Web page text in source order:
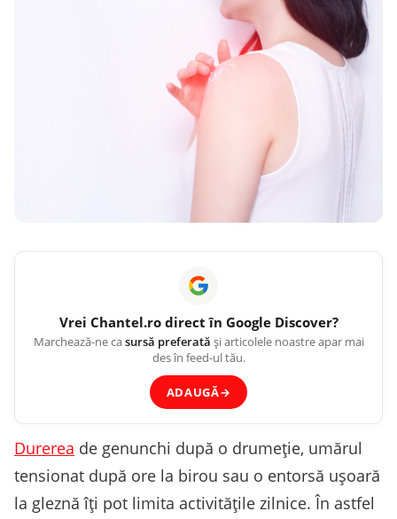
Vrei Chantel.rodirect în Google Discover?
Marchează-ne casursă preferată și articolele noastre apar mai
des în feed-ul tău.
ADAUGĂ→
Durerea de genunchi după o drumeție, umărul
tensionat după ore la birou sau o entorsă ușoară
la gleznă îți pot limita activitățile zilnice. În astfel